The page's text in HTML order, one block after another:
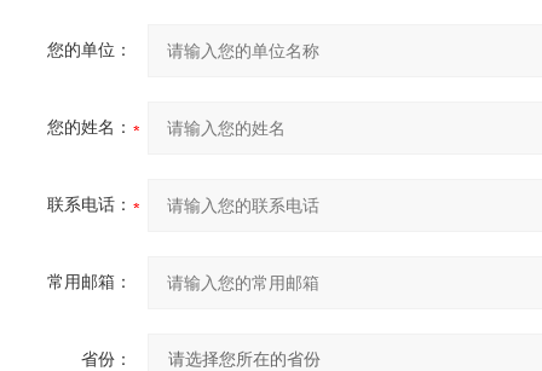
您的单位：
您的姓名：
联系电话：
常用邮箱：
省份：